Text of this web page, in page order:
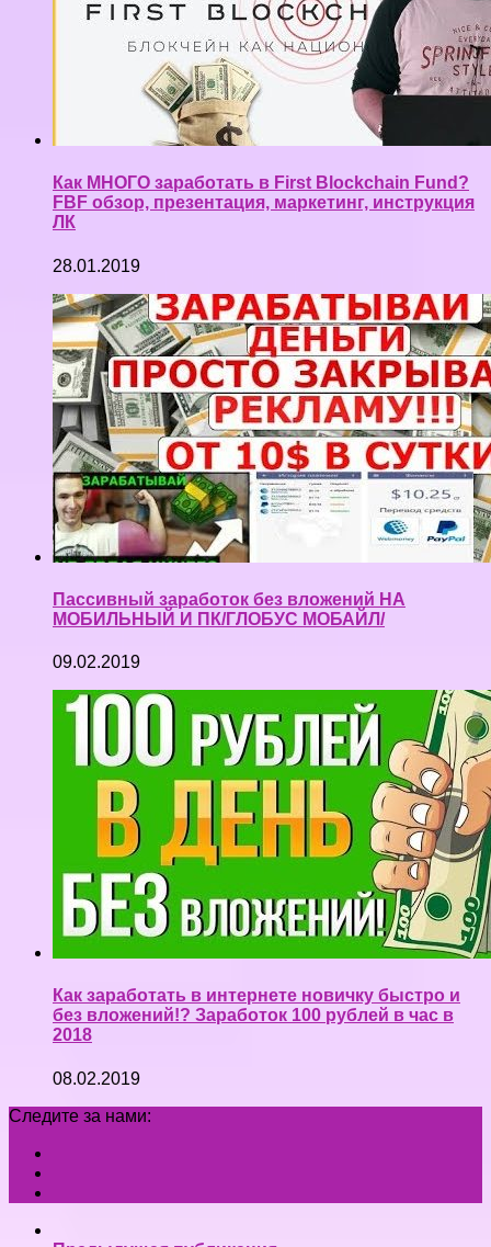
Как МНОГО заработать в First Blockchain Fund?
FBF обзор, презентация, маркетинг, инструкция
ЛК
28.01.2019
Пассивный заработок без вложений НА
МОБИЛЬНЫЙ И ПК/ГЛОБУС МОБАЙЛ/
09.02.2019
Как заработать в интернете новичку быстро и
без вложений!? Заработок 100 рублей в час в
2018
08.02.2019
Следите за нами: